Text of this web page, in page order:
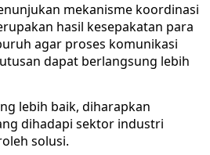
mekanisme koordinasi
hasil kesepakatan para
agar proses komunikasi
dapat berlangsung lebih
lebih baik, diharapkan
dihadapi sektor industri
solusi.